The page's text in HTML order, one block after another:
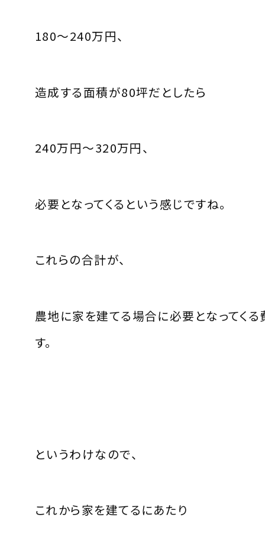
180～240万円、
造成する面積が80坪だとしたら
240万円～320万円、
必要となってくるという感じですね。
これらの合計が、
農地に家を建てる場合に必要となってくる
す。
というわけなので、
これから家を建てるにあたり